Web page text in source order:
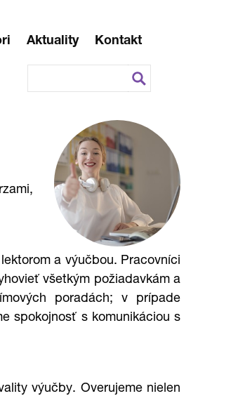
Aktuality Kontakt
a výučbou. Pracovníci
všetkým požiadavkám a
poradách; v prípade
spokojnosť s komunikáciou s
výučby. Overujeme nielen